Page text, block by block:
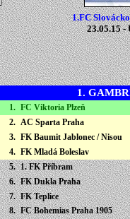
1.FC
23.05.15 -
1.
1. FC Viktoria Plzeň
2. AC Sparta Praha
3. FK Baumit Jablonec / Nisou
4. FK Mladá Boleslav
5. 1. FK Příbram
6. FK Dukla Praha
7. FK Teplice
8. FC Bohemias Praha 1905